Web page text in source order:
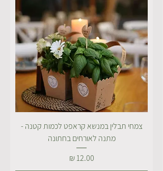
צמחי תבלין במנשא קראפט לכמות קטנה -
מתנה לאורחים בחתונה
מחיר